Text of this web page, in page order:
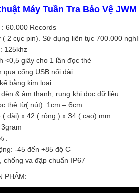
Máy Tuần Tra Bảo Vệ JWM
60.000 Records
( 2 cục pin). Sử dụng liên tục 700.000
125khz
<0,5 giây cho 1 lần đọc thẻ
qua cổng USB nối dài
bằng kim loại
& âm thanh, rung khi đọc dữ liệu
thẻ từ( nút): 1cm – 6cm
dài) x 42 ( rộng ) x 34 ( cao) mm
.
-45 đến +85 độ C
chống va đập chuẩn IP67
PHẨM: